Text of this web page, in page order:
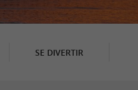
SE DIVERTIR